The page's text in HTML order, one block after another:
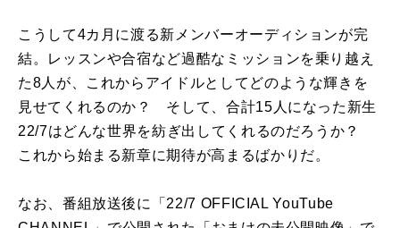
こうして4カ月に渡る新メンバーオーディションが完
結。レッスンや合宿など過酷なミッションを乗り越え
た8人が、これからアイドルとしてどのような輝きを
見せてくれるのか？ そして、合計15 人になった新生
22/7はどんな世界を紡ぎ出してくれるのだろうか？
これから始まる新章に期待が高まるばかりだ。
なお、番組放送後に「 22/7 OFFICIAL YouTube